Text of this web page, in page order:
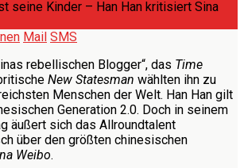
Mail SMS
rebellischen Blogger“, das Time
New Statesman wählten ihn zu
Menschen der Welt. Han Han gilt
Generation 2.0. Doch in seinem
äußert sich das Allroundtalent
über den größten chinesischen
Weibo.